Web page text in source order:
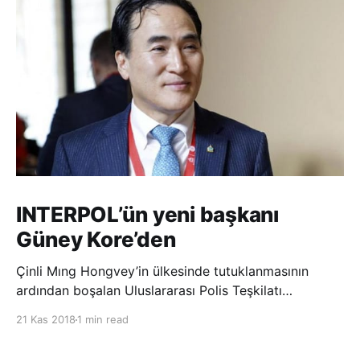
INTERPOL’ün yeni başkanı
Güney Kore’den
Çinli Mıng Hongvey’in ülkesinde tutuklanmasının
ardından boşalan Uluslararası Polis Teşkilatı
21 Kas 2018 1 min read